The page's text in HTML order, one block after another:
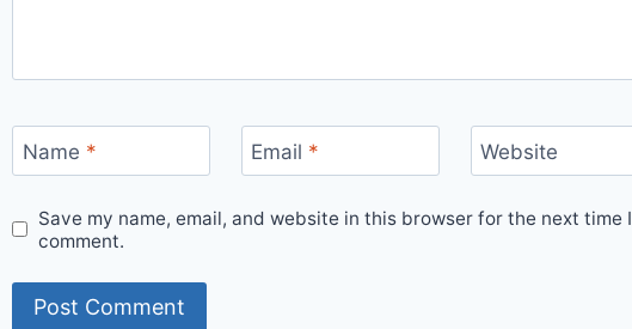
Name * Email * Website
Save my name, email, and website in this browser for the next time I
comment.